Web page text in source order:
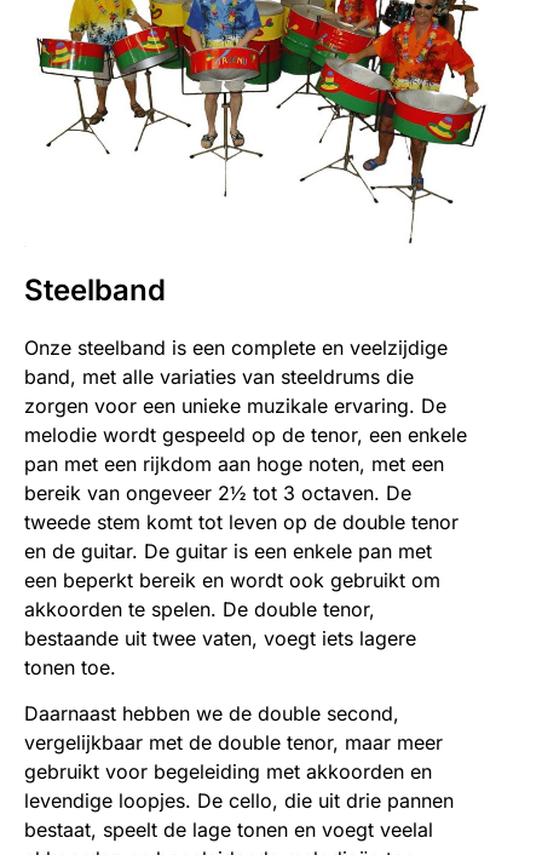
Steelband
Onze steelband is een complete en veelzijdige
band, met alle variaties van steeldrums die
zorgen voor een unieke muzikale ervaring. De
melodie wordt gespeeld op de tenor, een enkele
pan met een rijkdom aan hoge noten, met een
bereik van ongeveer 2½ tot 3 octaven. De
tweede stem komt tot leven op de double tenor
en de guitar. De guitar is een enkele pan met
een beperkt bereik en wordt ook gebruikt om
akkoorden te spelen. De double tenor,
bestaande uit twee vaten, voegt iets lagere
tonen toe.
Daarnaast hebben we de double second,
vergelijkbaar met de double tenor, maar meer
gebruikt voor begeleiding met akkoorden en
levendige loopjes. De cello, die uit drie pannen
bestaat, speelt de lage tonen en voegt veelal